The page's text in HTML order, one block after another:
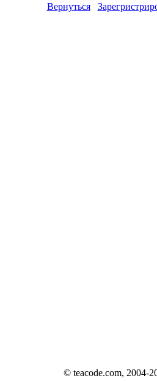
Вернуться
© teacode.com, 2004-